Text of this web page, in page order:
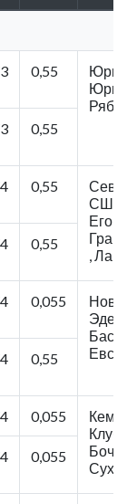
0,55
0,55
0,55
СШ
,
0,55
0,055
0,55
0,055
Клуб"
0,055